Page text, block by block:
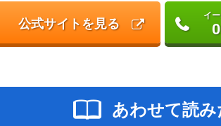
公式サイトを見る
イ
あわせて読み